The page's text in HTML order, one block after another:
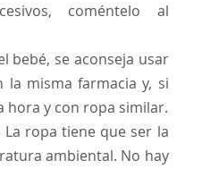
coméntelo al
bebé, se aconseja usar
la misma farmacia y, si
hora y con ropa similar.
La ropa tiene que ser la
ambiental. No hay